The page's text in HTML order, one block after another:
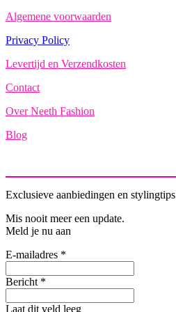
Algemene voorwaarden
Privacy Policy
Levertijd en Verzendkosten
Contact
Over Neeth Fashion
Blog
Exclusieve aanbiedingen en stylingtips
Mis nooit meer een update.
Meld je nu aan
E-mailadres *
Bericht *
Laat dit veld leeg